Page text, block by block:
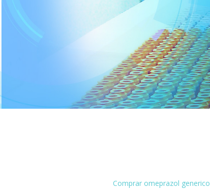
Comprar omeprazol generico